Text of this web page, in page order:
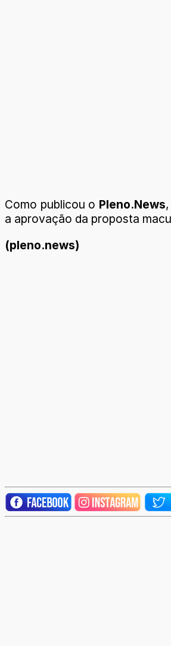
Como publicou o Pleno.News
a aprovação da proposta
(pleno.news)